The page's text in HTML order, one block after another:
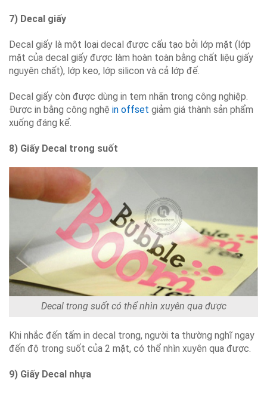
7) Decal giấy
Decal giấy là một loại decal được cấu tạo bởi lớp mặt (lớp
mặt của decal giấy được làm hoàn toàn bằng chất liệu giấy
nguyên chất), lớp keo, lớp silicon và cả lớp đế.
Decal giấy còn được dùng in tem nhãn trong công nghiệp.
Được in bằng công nghệ in offset giảm giá thành sản phẩm
xuống đáng kể.
8) Giấy Decal trong suốt
Decal trong suốt có thể nhìn xuyên qua được
Khi nhắc đến tấm in decal trong, người ta thường nghĩ ngay
đến độ trong suốt của 2 mặt, có thể nhìn xuyên qua được.
9) Giấy Decal nhựa